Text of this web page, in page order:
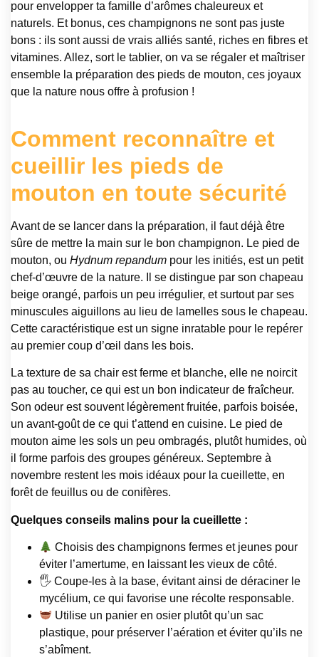
pour envelopper ta famille d’arômes chaleureux et
naturels. Et bonus, ces champignons ne sont pas juste
bons : ils sont aussi de vrais alliés santé, riches en fibres et
vitamines. Allez, sort le tablier, on va se régaler et maîtriser
ensemble la préparation des pieds de mouton, ces joyaux
que la nature nous offre à profusion !
Comment reconnaître et
cueillir les pieds de
mouton en toute sécurité
Avant de se lancer dans la préparation, il faut déjà être
sûre de mettre la main sur le bon champignon. Le pied de
mouton, ou Hydnum repandum pour les initiés, est un petit
chef-d’œuvre de la nature. Il se distingue par son chapeau
beige orangé, parfois un peu irrégulier, et surtout par ses
minuscules aiguillons au lieu de lamelles sous le chapeau.
Cette caractéristique est un signe inratable pour le repérer
au premier coup d’œil dans les bois.
La texture de sa chair est ferme et blanche, elle ne noircit
pas au toucher, ce qui est un bon indicateur de fraîcheur.
Son odeur est souvent légèrement fruitée, parfois boisée,
un avant-goût de ce qui t’attend en cuisine. Le pied de
mouton aime les sols un peu ombragés, plutôt humides, où
il forme parfois des groupes généreux. Septembre à
novembre restent les mois idéaux pour la cueillette, en
forêt de feuillus ou de conifères.
Quelques conseils malins pour la cueillette :
Choisis des champignons fermes et jeunes pour
éviter l’amertume, en laissant les vieux de côté.
🖐️ Coupe-les à la base, évitant ainsi de déraciner le
mycélium, ce qui favorise une récolte responsable.
Utilise un panier en osier plutôt qu’un sac
plastique, pour préserver l’aération et éviter qu’ils ne
s’abîment.